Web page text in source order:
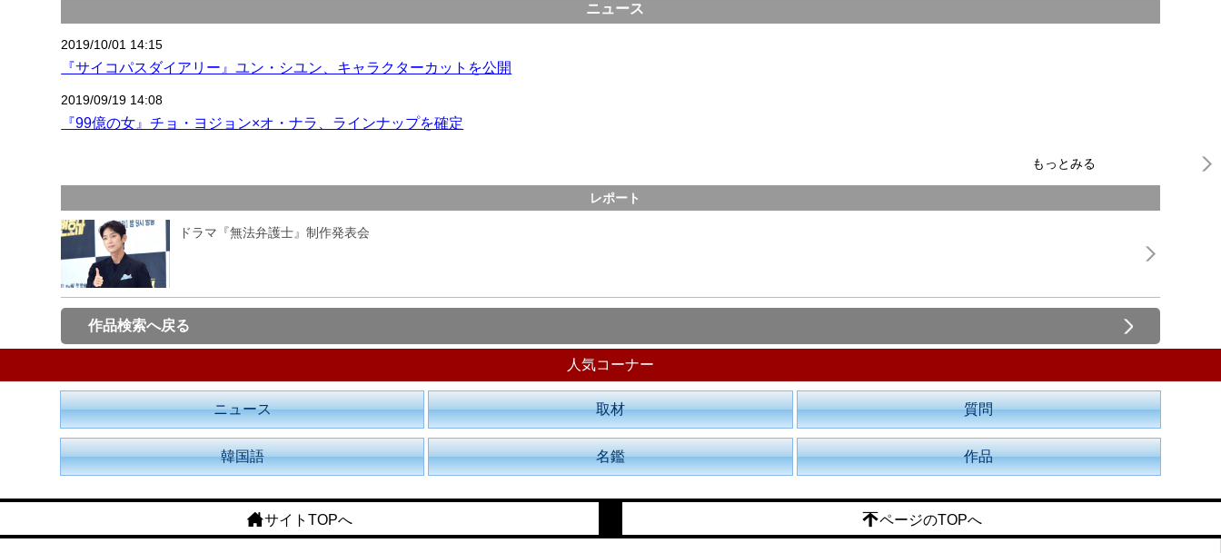
ニュース
2019/10/01 14:15
『サイコパスダイアリー』ユン・シユン、キャラクターカットを公開
2019/09/19 14:08
『99億の女』チョ・ヨジョン×オ・ナラ、ラインナップを確定
もっとみる
レポート
ドラマ『無法弁護士』制作発表会
作品検索へ戻る
人気コーナー
ニュース 取材 質問
韓国語 名鑑 作品
サイトTOPへ ページのTOPへ